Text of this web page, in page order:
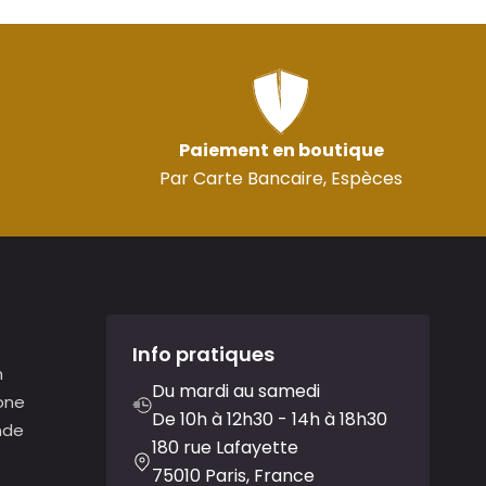
Paiement en boutique
Par Carte Bancaire, Espèces
Info pratiques
Du mardi au samedi
De 10h à 12h30 - 14h à 18h30
180 rue Lafayette
75010 Paris, France